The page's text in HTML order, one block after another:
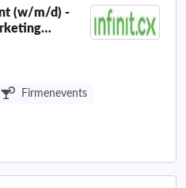
(w/m/d) -
Firmenevents